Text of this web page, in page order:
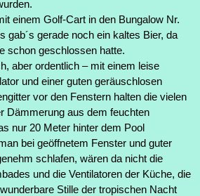
einem Golf-Cart in den Bungalow Nr.
gab´s gerade noch ein kaltes Bier, da
schon geschlossen hatte.
aber ordentlich – mit einem leise
und einer guten geräuschlosen
vor den Fenstern halten die vielen
Dämmerung aus dem feuchten
nur 20 Meter hinter dem Pool
bei geöffnetem Fenster und guter
schlafen, wären da nicht die
und die Ventilatoren der Küche, die
Stille der tropischen Nacht